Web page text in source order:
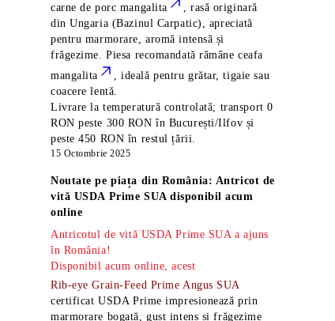
carne de porc mangalita
, rasă originară
din Ungaria (Bazinul Carpatic), apreciată
pentru marmorare, aromă intensă și
frăgezime. Piesa recomandată rămâneceafa
mangalita
, ideală pentru grătar, tigaie sau
coacere lentă.
Livrare la temperatură controlată; transport 0
RON peste 300 RON în București/Ilfov și
peste 450 RON în restul țării.
15 Octombrie 2025
Noutate pe piața din România: Antricot de
vită USDA Prime SUA disponibil acum
online
Antricotul de vită USDA Prime SUA a ajuns
în România!
Disponibil acum online, acest
Rib-eye Grain-Feed Prime Angus SUA
certificat USDA Prime impresionează prin
marmorare bogată, gust intens și frăgezime